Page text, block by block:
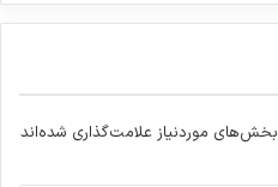
بخش‌های موردنیاز علامت‌گذاری شده‌اند